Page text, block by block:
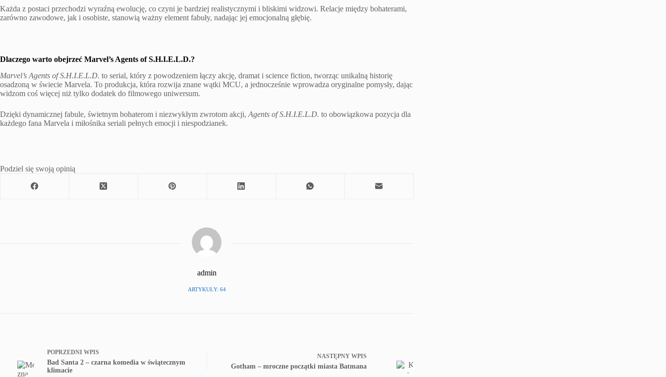
Każda z postaci przechodzi wyraźną ewolucję, co czyni je bardziej realistycznymi i bliskimi widzowi. Relacje między bohaterami,
zarówno zawodowe, jak i osobiste, stanowią ważny element fabuły, nadając jej emocjonalną głębię.
Dlaczego warto obejrzeć Marvel’s Agents of S.H.I.E.L.D.?
Marvel’s Agents of S.H.I.E.L.D. to serial, który z powodzeniem łączy akcję, dramat i science fiction, tworząc unikalną historię
osadzoną w świecie Marvela. To produkcja, która rozwija znane wątki MCU, a jednocześnie wprowadza oryginalne pomysły, dając
widzom coś więcej niż tylko dodatek do filmowego uniwersum.
Dzięki dynamicznej fabule, świetnym bohaterom i niezwykłym zwrotom akcji, Agents of S.H.I.E.L.D. to obowiązkowa pozycja dla
każdego fana Marvela i miłośnika seriali pełnych emocji i niespodzianek.
Podziel się swoją opinią
admin
ARTYKUŁY: 64
POPRZEDNI WPIS
Bad Santa 2 – czarna komedia w świątecznym
klimacie
NASTĘPNY WPIS
Gotham – mroczne początki miasta Batmana